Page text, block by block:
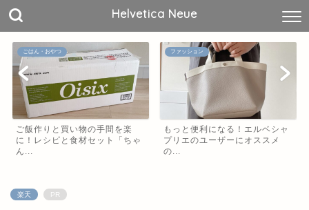
Helvetica Neue
ごはん・おやつ
ご飯作りと買い物の手間を楽
に！レシピと食材セット「ちゃ
ん...
ファッション
もっと便利になる！エルベシャ
プリエのユーザーにオススメ
の...
楽天 PR